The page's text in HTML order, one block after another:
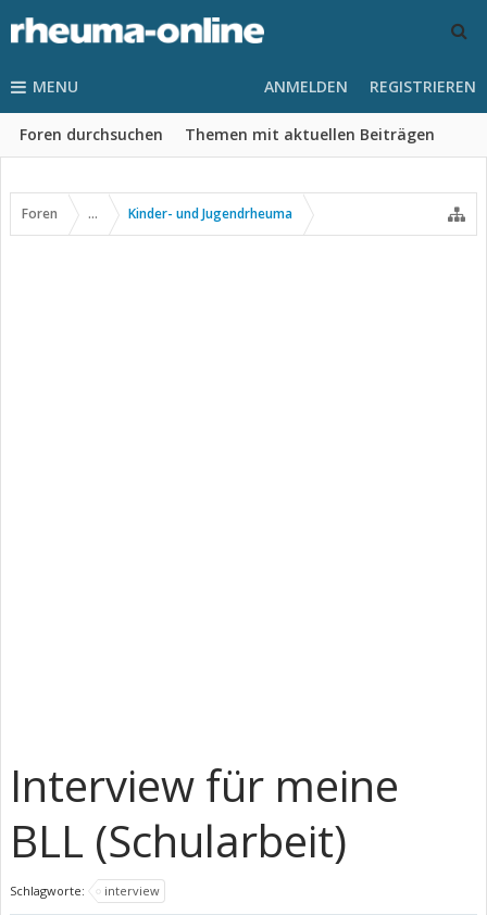
MENU
Foren durchsuchen Themen mit aktuellen Beiträgen
ANMELDEN REGISTRIEREN
Foren ... Kinder- und Jugendrheuma
Interview für meine
BLL (Schularbeit)
Schlagworte: interview